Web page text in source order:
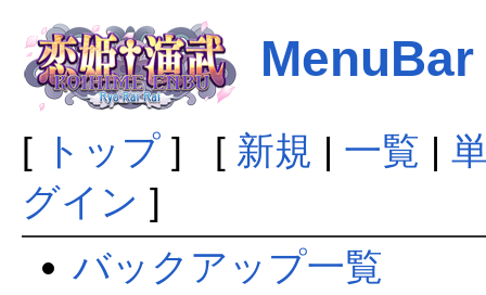
MenuBar
[ トップ] [ 新規 | 一覧 |
グイン ]
バックアップ一覧